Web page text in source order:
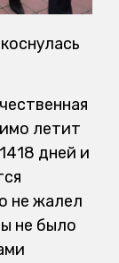
летит
дней и
не жалел
не было